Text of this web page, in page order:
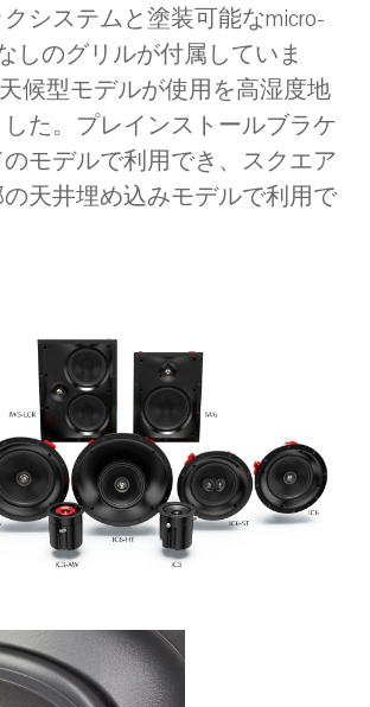
システムと塗装可能なmicro-
しのグリルが付属していま
候型モデルが使用を高湿度地
た。プレインストールブラケ
モデルで利用でき、スクエア
天井埋め込みモデルで利用で